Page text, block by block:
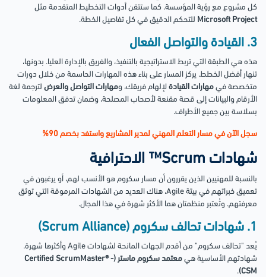
كل مشروع مع رؤية المؤسسة. كما ستتقن أدوات التخطيط المتقدمة مثل
Microsoft Project للتحكم الدقيق في كل تفاصيل الخطة.
3. القيادة والتواصل الفعال
هذه هي الطبقة التي تربط الاستراتيجية بالتنفيذ، والفريق بالإدارة العليا. بدونها،
تنهار أفضل الخطط. يركز المسار على بناء هذه المهارات الحاسمة من خلال دورات
متخصصة في مهارات القيادة لإلهام فريقك، ومهارات التواصل والعرض لترجمة لغة
الأرقام والبيانات إلى قصة مقنعة لأصحاب المصلحة، وضمان تدفق المعلومات
بسلاسة بين جميع الأطراف.
سجل الآن في مسار التعلم المهني لمدير المشاريع واستفد بخصم 90%
شهادات Scrum™ الاحترافية
بالنسبة للمهنيين الذين يقررون أن مسار سكروم هو الأنسب لهم، أو يرغبون في
تعميق خبراتهم في بيئة Agile، هناك العديد من الشهادات المرموقة التي توثق
معرفتهم. وتُعتبر منظمتان هما الأكثر شهرة في هذا المجال.
1. شهادات تحالف سكروم (Scrum Alliance)
يُعد "تحالف سكروم" من أقدم الجهات المانحة لشهادات Agile وأكثرها شهرة.
شهادتهم الأساسية هي
معتمد سكروم ماستر (Certified ScrumMaster® -
CSM)
.